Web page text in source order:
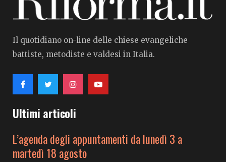
Il quotidiano on-line delle chiese evangeliche
battiste, metodiste e valdesi in Italia.
Ultimi articoli
L’agenda degli appuntamenti da lunedì 3 a
martedì 18 agosto